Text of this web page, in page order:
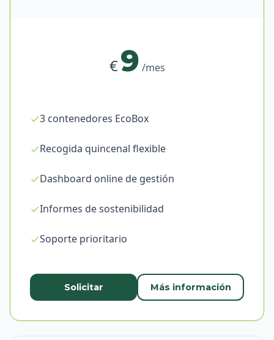
€9 /mes
3 contenedores EcoBox
Recogida quincenal flexible
Dashboard online de gestión
Informes de sostenibilidad
Soporte prioritario
Solicitar Más información